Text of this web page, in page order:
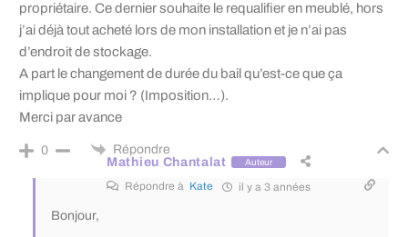
propriétaire. Ce dernier souhaite le requalifier en meublé, hors
j’ai déjà tout acheté lors de mon installation et je n’ai pas
d’endroit de stockage.
A part le changement de durée du bail qu’est-ce que ça
implique pour moi ? (Imposition…).
Merci par avance
0
Répondre
Mathieu Chantalat
Auteur
Répondre à Kate il y a 3 années
Bonjour,